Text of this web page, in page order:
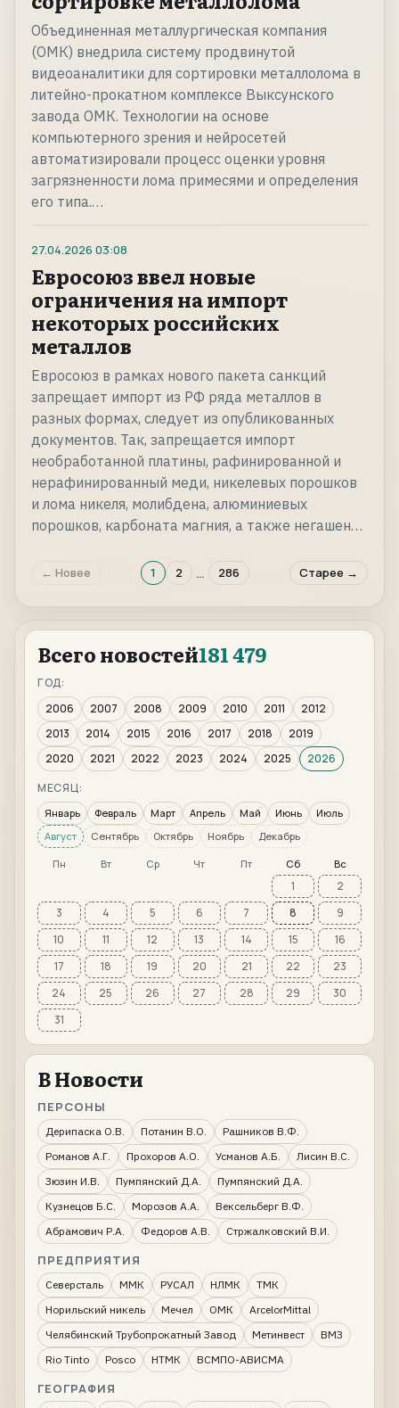
Объединенная металлургическая компания
(ОМК) внедрила систему продвинутой
видеоаналитики для сортировки металлолома в
литейно-прокатном комплексе Выксунского
завода ОМК. Технологии на основе
компьютерного зрения и нейросетей
автоматизировали процесс оценки уровня
загрязненности лома примесями и определения
его типа.…
27.04.2026 03:08
Евросоюз ввел новые
ограничения на импорт
некоторых российских
металлов
Евросоюз в рамках нового пакета санкций
запрещает импорт из РФ ряда металлов в
разных формах, следует из опубликованных
документов. Так, запрещается импорт
необработанной платины, рафинированной и
нерафинированный меди, никелевых порошков
и лома никеля, молибдена, алюминиевых
порошков, карбоната магния, а также негашен…
← Новее 1 2 … 286 Старее →
Всего новостей181 479
ГОД:
2006
2007 2008 2009 2010 2011
2012
2013
2014 2015 2016 2017 2018
2019
2020
2021 2022 2023 2024 2025
2026
МЕСЯЦ:
Январь Февраль Март Апрель Май Июнь
Июль
Август
Сентябрь Октябрь Ноябрь Декабрь
Пн Вт Ср Чт Пт Сб Вс
1
2
3
4 5 6 7 8
9
10
11 12 13 14 15
16
17
18 19 20 21 22
23
24
25 26 27 28 29
30
31
В Новости
ПЕРСОНЫ
Дерипаска О.В. Потанин В.О.
Рашников В.Ф.
Романов А.Г.
Прохоров А.О. Усманов А.Б.
Лисин В.С.
Зюзин И.В.
Пумпянский Д.А.
Пумпянский Д.А.
Кузнецов Б.С.
Морозов А.А.
Вексельберг В.Ф.
Абрамович Р.А.
Федоров А.В. Стржалковский В.И.
ПРЕДПРИЯТИЯ
Северсталь ММК РУСАЛ НЛМК
ТМК
Норильский никель
Мечел ОМК
ArcelorMittal
Челябинский Трубопрокатный Завод
Метинвест
ВМЗ
Rio Tinto
Posco НТМК ВСМПО-АВИСМА
ГЕОГРАФИЯ